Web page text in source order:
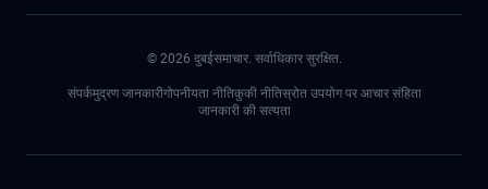
© 2026 दुबईसमाचार. सर्वाधिकार सुरक्षित.
संपर्कमुद्रण जानकारीगोपनीयता नीतिकुकी नीतिस्रोत उपयोग पर आचार संहिता
जानकारी की सत्यता